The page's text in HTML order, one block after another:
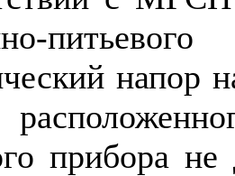
напор
прибора